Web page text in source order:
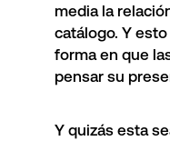
media la
catálogo. Y
forma en que
pensar su
Y quizás esta